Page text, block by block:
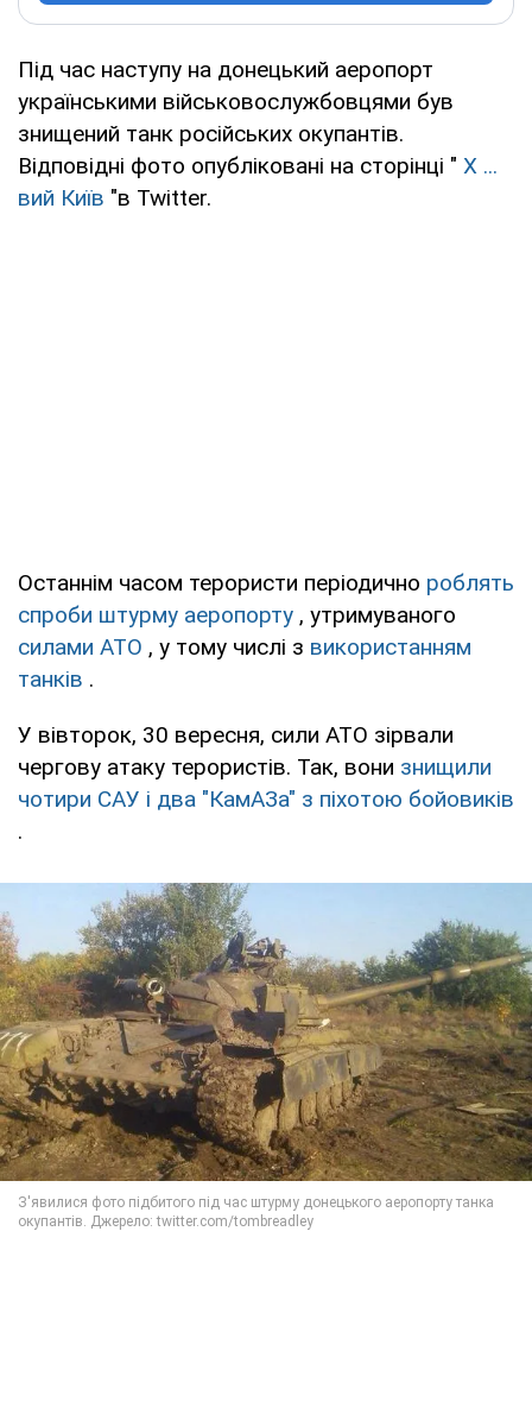
Під час наступу на донецький аеропорт
українськими військовослужбовцями був
знищений танк російських окупантів.
Відповідні фото опубліковані на сторінці " Х ...
вий Київ "в Twitter.
Останнім часом терористи періодично роблять
спроби штурму аеропорту , утримуваного
силами АТО , у тому числі з використанням
танків .
У вівторок, 30 вересня, сили АТО зірвали
чергову атаку терористів. Так, вони знищили
чотири САУ і два "КамАЗа" з піхотою бойовиків
.